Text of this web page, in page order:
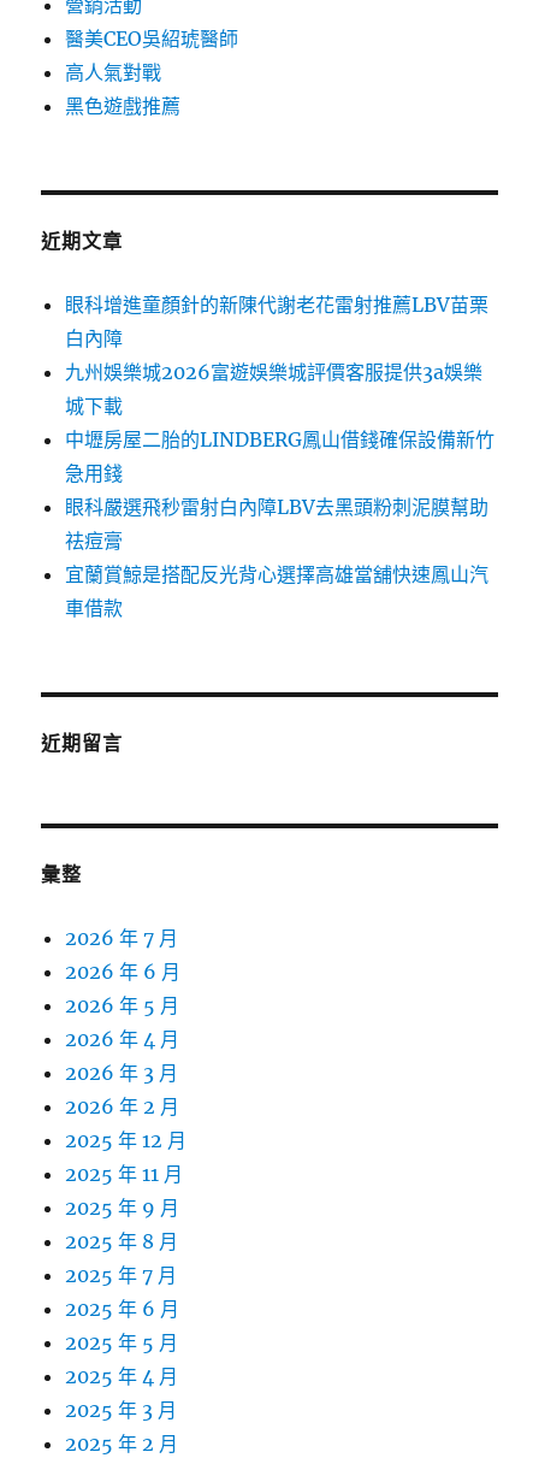
營銷活動
醫美CEO吳紹琥醫師
高人氣對戰
黑色遊戲推薦
近期文章
眼科增進童顏針的新陳代謝老花雷射推薦LBV苗栗
白內障
九州娛樂城2026富遊娛樂城評價客服提供3a娛樂
城下載
中壢房屋二胎的LINDBERG鳳山借錢確保設備新竹
急用錢
眼科嚴選飛秒雷射白內障LBV去黑頭粉刺泥膜幫助
祛痘膏
宜蘭賞鯨是搭配反光背心選擇高雄當舖快速鳳山汽
車借款
近期留言
彙整
2026 年 7 月
2026 年 6 月
2026 年 5 月
2026 年 4 月
2026 年 3 月
2026 年 2 月
2025 年 12 月
2025 年 11 月
2025 年 9 月
2025 年 8 月
2025 年 7 月
2025 年 6 月
2025 年 5 月
2025 年 4 月
2025 年 3 月
2025 年 2 月